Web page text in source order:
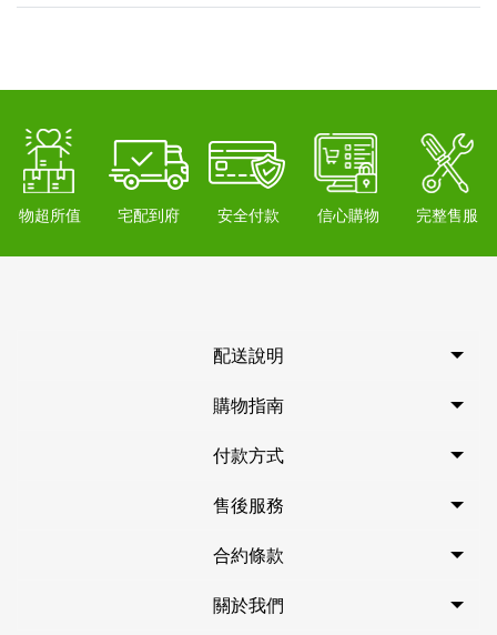
物超所值 宅配到府 安全付款 信心購物 完整售服
配送說明
購物指南
付款方式
售後服務
合約條款
關於我們